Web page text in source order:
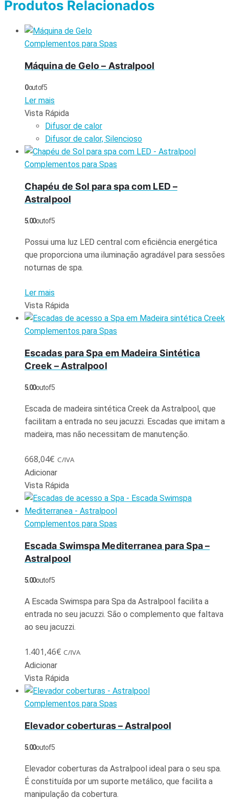
Produtos Relacionados
Complementos para Spas
Máquina de Gelo – Astralpool
0out of 5
Ler mais
Vista Rápida
Difusor de calor
Difusor de calor, Silencioso
Complementos para Spas
Chapéu de Sol para spa com LED –
Astralpool
5.00out of 5
Possui uma luz LED central com eficiência energética
que proporciona uma iluminação agradável para sessões
noturnas de spa.
Ler mais
Vista Rápida
Complementos para Spas
Escadas para Spa em Madeira Sintética
Creek – Astralpool
5.00out of 5
Escada de madeira sintética Creek da Astralpool, que
facilitam a entrada no seu jacuzzi. Escadas que imitam a
madeira, mas não necessitam de manutenção.
668,04€ C/IVA
Adicionar
Vista Rápida
Complementos para Spas
Escada Swimspa Mediterranea para Spa –
Astralpool
5.00out of 5
A Escada Swimspa para Spa da Astralpool facilita a
entrada no seu jacuzzi. São o complemento que faltava
ao seu jacuzzi.
1.401,46€ C/IVA
Adicionar
Vista Rápida
Complementos para Spas
Elevador coberturas – Astralpool
5.00out of 5
Elevador coberturas da Astralpool ideal para o seu spa.
É constituída por um suporte metálico, que facilita a
manipulação da cobertura.